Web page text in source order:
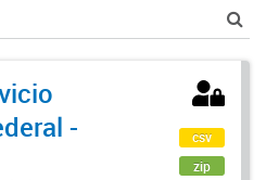
-
csv
zip